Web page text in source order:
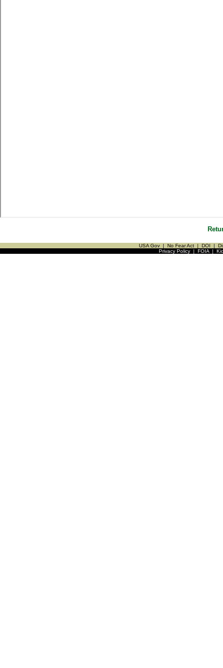
USA Gov | No Fear Act | DOI |
Privacy Policy| FOIA|